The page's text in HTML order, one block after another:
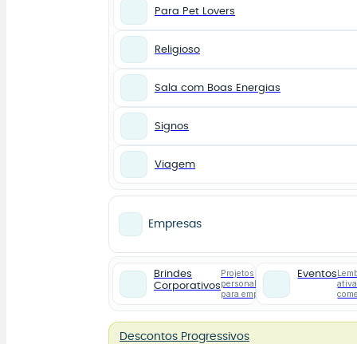
Para Pet Lovers
Religioso
Sala com Boas Energias
Signos
Viagem
Empresas
Brindes
Corporativos
Projetos
personalizados
para empresas
Eventos
Descontos Progressivos